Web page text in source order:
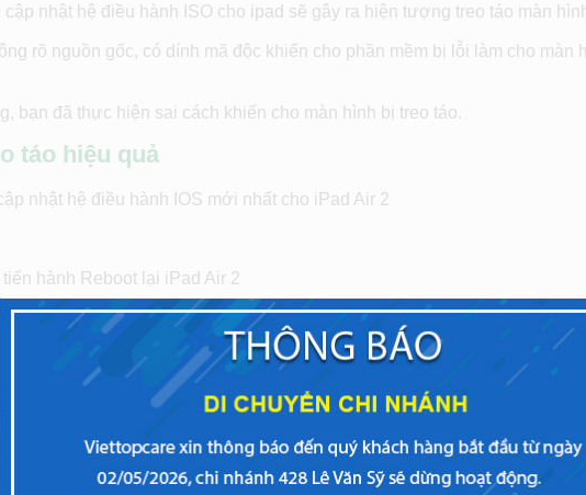
nhật hệ điều hành ISO cho ipad sẽ gây ra hiện tượng treo táo màn
rõ nguồn gốc, có dính mã độc khiến cho phần mềm bị lỗi làm cho màn
bạn đã thực hiện sai cách khiến cho màn hình bị treo táo.
táo hiệu quả
nhật hệ điều hành IOS mới nhất cho iPad Air 2
hành Reboot lại iPad Air 2
lỗi xung đột phần mềm.
những cách trên có thể khiến bạn lúng túng. Nhưng bạn đừng lo, bạn
kỹ thuật viên có chuyên môn và kinh nghiệm hỗ trợ bạn khắc phục tình
chuẩn xác nhất.